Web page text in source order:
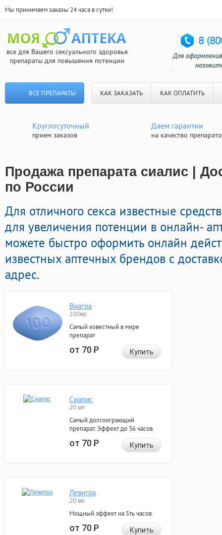
Мы принимаем заказы 24 часа в сутки!
все для Вашего сексуального здоровья
препараты для повышения потенции
ВСЕ ПРЕПАРАТЫ КАК ЗАКАЗАТЬ КАК ОПЛАТИТЬ
Круглосуточный
прием заказов
Даем гарантии
на качество
Продажа препарата сиалис |
по России
Для отличного секса известные
для увеличения потенции в онлайн-
можете быстро оформить онлайн
известных аптечных брендов с
адрес.
Виагра
100мг
Самый известный в мире
препарат
от 70Р Купить
Сиалис
20 мг
Самый долгоиграющий
препарат. Эффект до 36 часов.
от 70Р Купить
Левитра
20 мг
Мощный эффект на 5ть часов.
от 70Р Купить